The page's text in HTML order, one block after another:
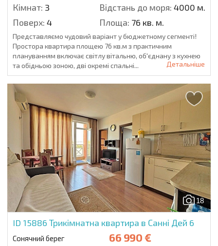
Кімнат: 3 Відстань до моря: 4000 м.
Поверх: 4 Площа: 76 кв. м.
Представляємо чудовий варіант у бюджетному сегменті!
Простора квартира площею 76 кв.м з практичним
плануванням включає світлу вітальню, об'єднану з кухнею
та обідньою зоною, дві окремі спальні...
Детальніше
18
ID 15886 Трикімнатна квартира в Санні Дей 6
Сонячний берег 66 990 €